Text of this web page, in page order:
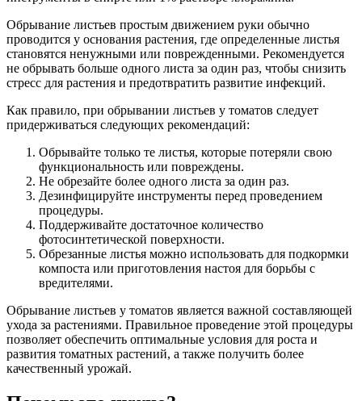
Обрывание листьев простым движением руки обычно
проводится у основания растения, где определенные листья
становятся ненужными или поврежденными. Рекомендуется
не обрывать больше одного листа за один раз, чтобы снизить
стресс для растения и предотвратить развитие инфекций.
Как правило, при обрывании листьев у томатов следует
придерживаться следующих рекомендаций:
Обрывайте только те листья, которые потеряли свою
функциональность или повреждены.
Не обрезайте более одного листа за один раз.
Дезинфицируйте инструменты перед проведением
процедуры.
Поддерживайте достаточное количество
фотосинтетической поверхности.
Обрезанные листья можно использовать для подкормки
компоста или приготовления настоя для борьбы с
вредителями.
Обрывание листьев у томатов является важной составляющей
ухода за растениями. Правильное проведение этой процедуры
позволяет обеспечить оптимальные условия для роста и
развития томатных растений, а также получить более
качественный урожай.